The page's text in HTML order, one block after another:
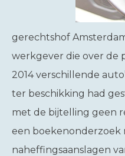
gerechtshof
werkgever die over de
2014 verschillende
ter beschikking had
met de bijtelling geen
een boekenonderzoek
naheffingsaanslagen